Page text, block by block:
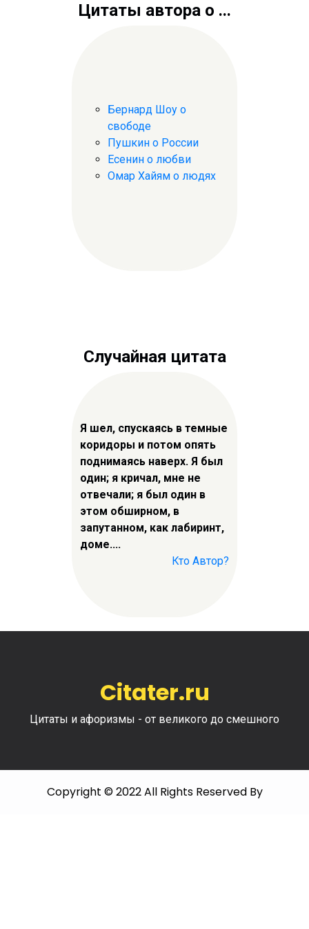
Цитаты автора о ...
Бернард Шоу о
свободе
Пушкин о России
Есенин о любви
Омар Хайям о людях
Случайная цитата
Я шел, спускаясь в темные
коридоры и потом опять
поднимаясь наверх. Я был
один; я кричал, мне не
отвечали; я был один в
этом обширном, в
запутанном, как лабиринт,
доме....
Кто Автор?
Citater.ru
Цитаты и афоризмы - от великого до смешного
Copyright © 2022 All Rights Reserved By